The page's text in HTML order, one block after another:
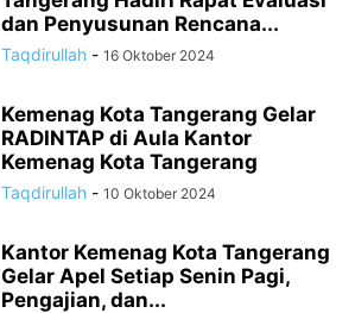
dan Penyusunan Rencana...
Taqdirullah - 16 Oktober 2024
Kemenag Kota Tangerang Gelar
RADINTAP di Aula Kantor
Kemenag Kota Tangerang
Taqdirullah - 10 Oktober 2024
Kantor Kemenag Kota Tangerang
Gelar Apel Setiap Senin Pagi,
Pengajian, dan...